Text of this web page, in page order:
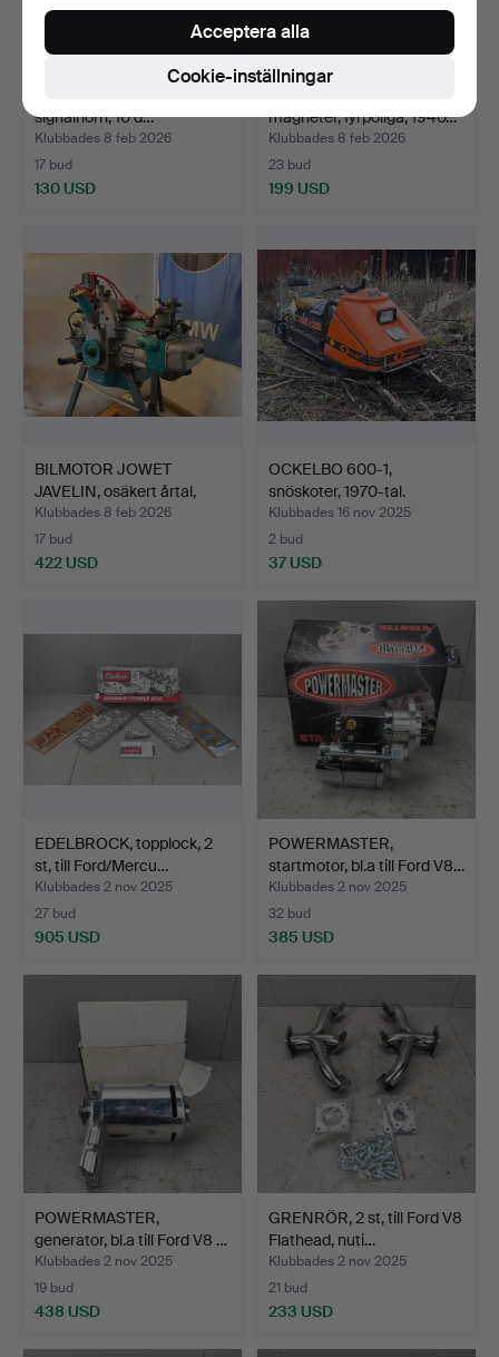
signalhorn, 10 d…
Klubbades 8 feb 2026
17 bud
130 USD
magneter, fyrpoliga, 1940…
Klubbades 8 feb 2026
23 bud
199 USD
BILMOTOR JOWET
JAVELIN, osäkert årtal,
Eng…
Klubbades 8 feb 2026
17 bud
422 USD
OCKELBO 600-1,
snöskoter, 1970-tal.
Klubbades 16 nov 2025
2 bud
37 USD
EDELBROCK, topplock, 2
st, till Ford/Mercu…
Klubbades 2 nov 2025
27 bud
905 USD
POWERMASTER,
startmotor, bl.a till Ford V8…
Klubbades 2 nov 2025
32 bud
385 USD
POWERMASTER,
generator, bl.a till Ford V8 …
Klubbades 2 nov 2025
19 bud
438 USD
GRENRÖR, 2 st, till Ford V8
Flathead, nuti…
Klubbades 2 nov 2025
21 bud
233 USD
Cookie-inställningar
Acceptera alla